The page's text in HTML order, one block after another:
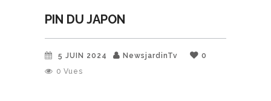
PIN DU JAPON
5 JUIN 2024 NewsjardinTv
0
0 Vues